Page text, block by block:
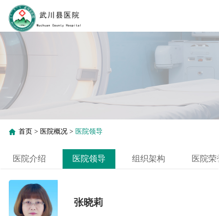
首页 > 医院概况> 医院领导
医院介绍 医院领导 组织架构 医院荣
张晓莉